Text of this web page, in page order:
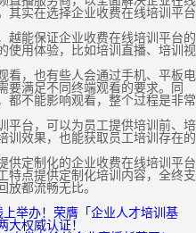
其实在选择企业收费在线培训平台
越能保证企业收费在线培训平台的
使用体验，比如培训直播、培训视
看，也有些人会通过手机、平板电
要满足不同终端观看的要求。同
都不能影响观看，整个过程是非常
平台，可以为员工提供培训前、培
训效果，也能获取员工培训存在的
供定制化的企业收费在线培训平台
特点提供定制化培训内容，全终支
放都流畅无比。
举办！荣膺「企业人才培训基
权威认证！